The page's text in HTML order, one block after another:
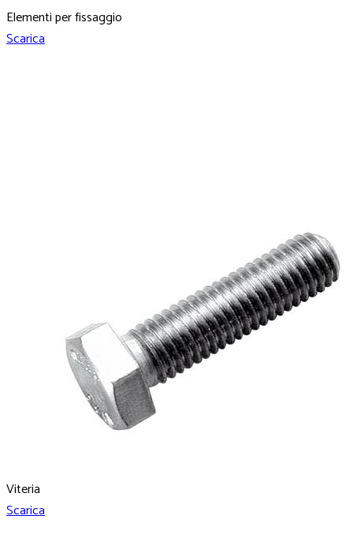
Elementi per fissaggio
Scarica
Viteria
Scarica